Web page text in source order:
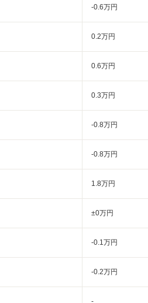
-0.6万円
0.2万円
0.6万円
0.3万円
-0.8万円
-0.8万円
1.8万円
±0万円
-0.1万円
-0.2万円
-